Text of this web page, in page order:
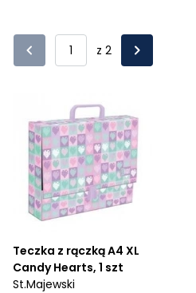
z 2
Teczka z rączką A4 XL
Candy Hearts, 1 szt
St.Majewski